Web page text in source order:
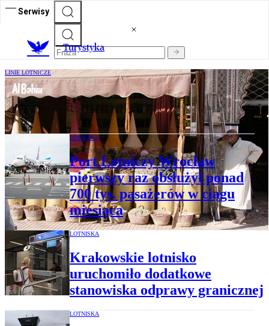
Serwisy
Turystyka
LINIE LOTNICZE
Ryanair uruchamia nowe połączenie z
Krakowa. „Jeszcze nikt tam nie latał”
LOTNISKA
Port Lotniczy Wrocław
pierwszy raz obsłużył ponad
700 tys. pasażerów w ciągu
miesiąca
LOTNISKA
Krakowskie lotnisko
uruchomiło dodatkowe
stanowiska odprawy granicznej
LOTNISKA